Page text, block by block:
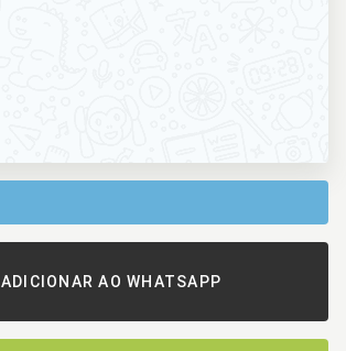
ADICIONAR AO WHATSAPP